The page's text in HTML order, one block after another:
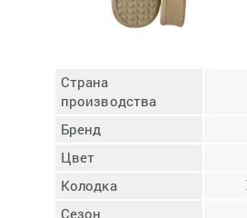
Страна
производства
Бренд
Цвет
Колодка
Сезон